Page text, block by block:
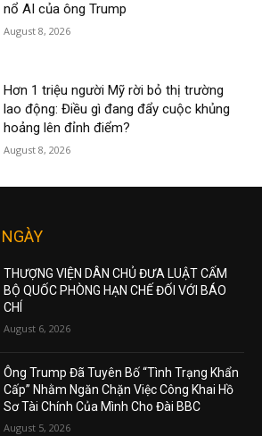
nổ AI của ông Trump
August 8, 2026
Hơn 1 triệu người Mỹ rời bỏ thị trường
lao động: Điều gì đang đẩy cuộc khủng
hoảng lên đỉnh điểm?
August 8, 2026
THƯỢNG VIỆN DÂN CHỦ ĐƯA LUẬT CẤM
BỘ QUỐC PHÒNG HẠN CHẾ ĐỐI VỚI BÁO
CHÍ
August 6, 2026
Ông Trump Đã Tuyên Bố “Tình Trạng Khẩn
Cấp” Nhằm Ngăn Chặn Việc Công Khai Hồ
Sơ Tài Chính Của Mình Cho Đài BBC
August 5, 2026